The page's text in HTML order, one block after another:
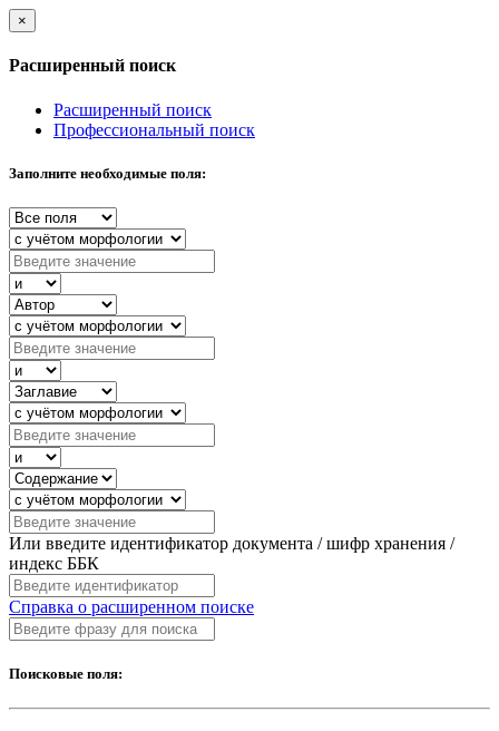
×
Расширенный поиск
Расширенный поиск
Профессиональный поиск
Заполните необходимые поля:
Или введите идентификатор документа / шифр хранения /
индекс ББК
Справка о расширенном поиске
Поисковые поля: